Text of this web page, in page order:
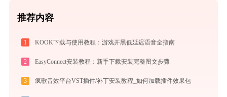
推荐内容
1 KOOK下载与使用教程：游戏开黑低延迟语音全指南
2 EasyConnect安装教程：新手下载安装完整图文步骤
3 疯歌音效平台VST插件/补丁安装教程_如何加载插件效果包